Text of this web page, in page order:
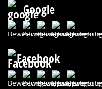
Google
Facebook